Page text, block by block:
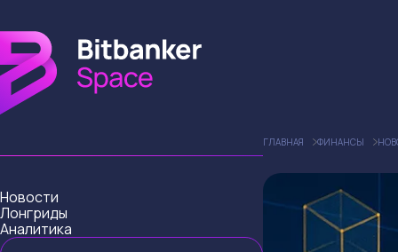
Новости
Лонгриды
Аналитика
ГЛАВНАЯ ФИНАНСЫ